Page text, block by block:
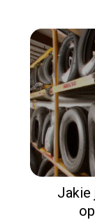
Jakie